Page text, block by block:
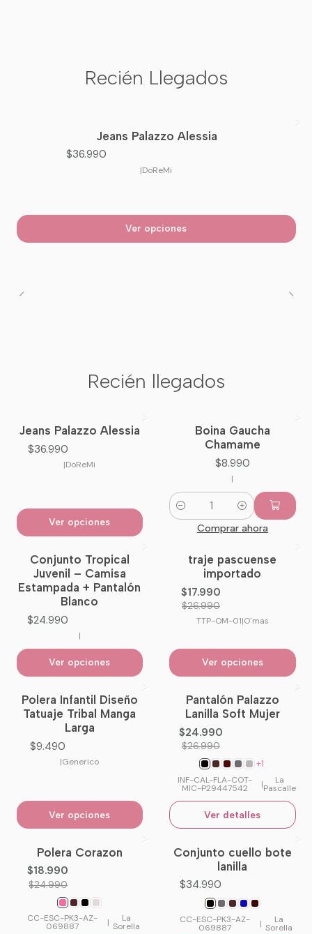
Recién Llegados
Jeans Palazzo Alessia
$36.990
|DoReMi
Ver opciones
Recién llegados
Nuevo
Jeans Palazzo Alessia
$36.990
|DoReMi
Ver opciones
NuevoBoina Gaucha
Chamame
$8.990
|
Cantidad
Comprar ahora
Conjunto Tropical
Juvenil – Camisa
Estampada + Pantalón
Blanco
$24.990
|
Ver opciones
-33%OFF
traje pascuense
importado
$17.990
$26.990
TTP-OM-01|O´mas
Ver opciones
Polera Infantil Diseño
Tatuaje Tribal Manga
Larga
$9.490
|Generico
Ver opciones
-7%OFF
No disponible
Pantalón Palazzo
Lanilla Soft Mujer
$24.990
$26.990
+1
INF-CAL-FLA-COT-
MIC-P29447542 | La
Pascalle
Ver detalles
-24%OFF
Polera Corazon
$18.990
$24.990
CC-ESC-PK3-AZ-
069887 | La
Sorella
No disponible
Conjunto cuello bote
lanilla
$34.990
CC-ESC-PK3-AZ-
069887 | La
Sorella